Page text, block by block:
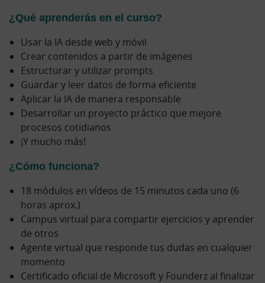
¿Qué aprenderás en el curso?
Usar la IA desde web y móvil
Crear contenidos a partir de imágenes
Estructurar y utilizar prompts
Guardar y leer datos de forma eficiente
Aplicar la IA de manera responsable
Desarrollar un proyecto práctico que mejore
procesos cotidianos
¡Y mucho más!
¿Cómo funciona?
18 módulos en vídeos de 15 minutos cada uno (6
horas aprox.)
Campus virtual para compartir ejercicios y aprender
de otros
Agente virtual que responde tus dudas en cualquier
momento
Certificado oficial de Microsoft y Founderz al finalizar